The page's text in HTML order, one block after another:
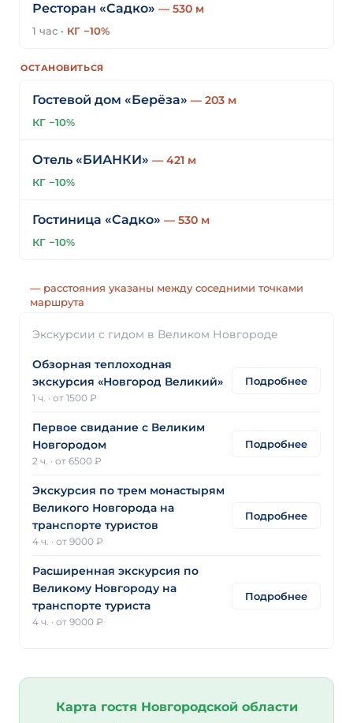
Ресторан «Садко» — 530 м
1 час · КГ −10%
ОСТАНОВИТЬСЯ
Гостевой дом «Берёза» — 203 м
КГ −10%
Отель «БИАНКИ» — 421 м
КГ −10%
Гостиница «Садко» — 530 м
КГ −10%
— расстояния указаны между соседними точками
маршрута
Экскурсии с гидом в Великом Новгороде
Обзорная теплоходная
экскурсия «Новгород Великий»
1 ч. · от 1500 ₽
Подробнее
Первое свидание с Великим
Новгородом
2 ч. · от 6500 ₽
Подробнее
Экскурсия по трем монастырям
Великого Новгорода на
транспорте туристов
4 ч. · от 9000 ₽
Подробнее
Расширенная экскурсия по
Великому Новгороду на
транспорте туриста
4 ч. · от 9000 ₽
Подробнее
Карта гостя Новгородской области